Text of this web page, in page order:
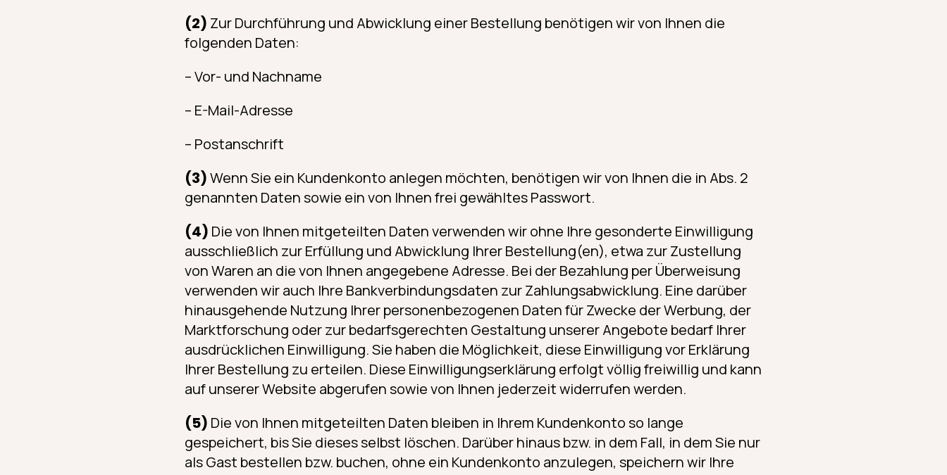
(2) Zur Durchführung und Abwicklung einer Bestellung benötigen wir von Ihnen die
folgenden Daten:
– Vor- und Nachname
– E-Mail-Adresse
– Postanschrift
(3)Wenn Sie ein Kundenkonto anlegen möchten, benötigen wir von Ihnen die in Abs. 2
genannten Daten sowie ein von Ihnen frei gewähltes Passwort.
(4) Die von Ihnen mitgeteilten Daten verwenden wir ohne Ihre gesonderte Einwilligung
ausschließlich zur Erfüllung und Abwicklung Ihrer Bestellung(en), etwa zur Zustellung
von Waren an die von Ihnen angegebene Adresse. Bei der Bezahlung per Überweisung
verwenden wir auch Ihre Bankverbindungsdaten zur Zahlungsabwicklung. Eine darüber
hinausgehende Nutzung Ihrer personenbezogenen Daten für Zwecke der Werbung, der
Marktforschung oder zur bedarfsgerechten Gestaltung unserer Angebote bedarf Ihrer
ausdrücklichen Einwilligung. Sie haben die Möglichkeit, diese Einwilligung vor Erklärung
Ihrer Bestellung zu erteilen. Diese Einwilligungserklärung erfolgt völlig freiwillig und kann
auf unserer Website abgerufen sowie von Ihnen jederzeit widerrufen werden.
(5) Die von Ihnen mitgeteilten Daten bleiben in Ihrem Kundenkonto so lange
gespeichert, bis Sie dieses selbst löschen. Darüber hinaus bzw. in dem Fall, in dem Sie nur
als Gast bestellen bzw. buchen, ohne ein Kundenkonto anzulegen, speichern wir Ihre